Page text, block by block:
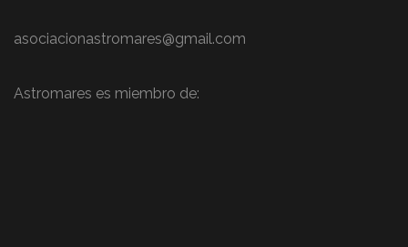
asociacionastromares@gmail.com
Astromares es miembro de: